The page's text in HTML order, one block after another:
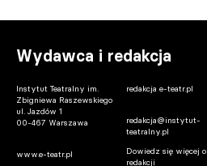
Wydawca i redakcja
Instytut Teatralny im.
Zbigniewa Raszewskiego
ul. Jazdów 1
00-467 Warszawa
www.e-teatr.pl
redakcja e-teatr.pl
redakcja@instytut-
teatralny.pl
Dowiedz się więcej o
redakcji